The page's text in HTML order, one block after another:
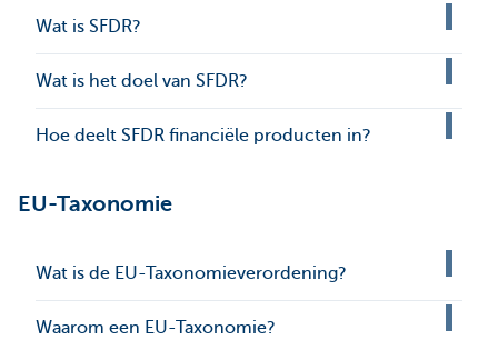
Wat is SFDR?
Wat is het doel van SFDR?
Hoe deelt SFDR financiële producten in?
EU-Taxonomie
Wat is de EU-Taxonomieverordening?
Waarom een EU-Taxonomie?